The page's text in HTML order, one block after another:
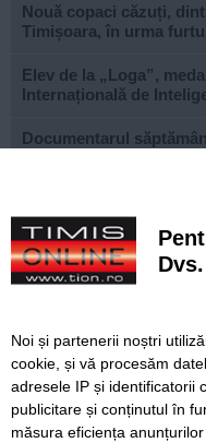
Nouă copaci căzuți,
Timișoara, în urma
Elev de la „Loga”,
Internațională de
Documentarul
național la Gala Elevului
VIDEO. Arena „Eroii
Când va fi montat
VIDEO. Carambol în
persoană a fost rănită
A vândut anvelope și
declarat veniturile.
Noi și partenerii noștri
cookie, și vă procesăm
adresele IP și identificatorii
publicitare și conținutul în
măsura eficiența